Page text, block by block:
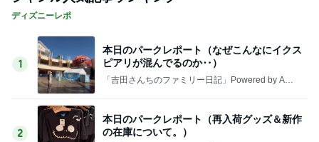
3
本日のパークレポート（17時過ぎても30度
（笑）そして、ガラガラで快適です